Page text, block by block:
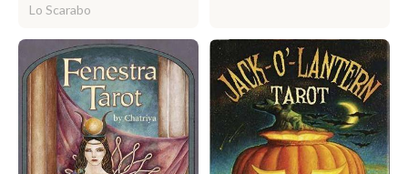
Lo Scarabo